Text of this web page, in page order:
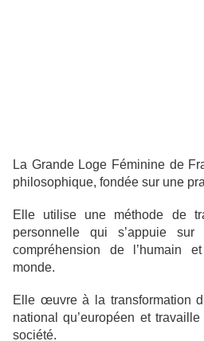
La Grande Loge Féminine de
philosophique, fondée sur une
Elle utilise une méthode de
personnelle qui s’appuie sur
compréhension de l’humain
monde.
Elle œuvre à la transformation
national qu’européen et
société.